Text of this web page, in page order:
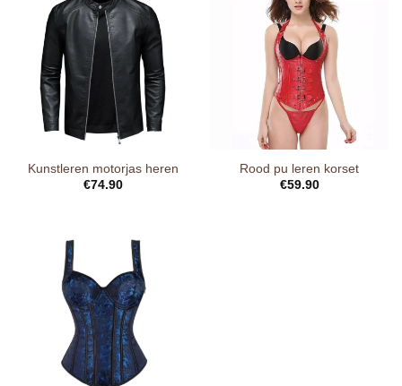
Kunstleren motorjas heren
€74.90
Rood pu leren korset
€59.90